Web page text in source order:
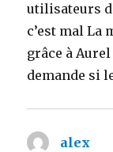
utilisateurs
c’est mal La
grâce à
demande si
alex